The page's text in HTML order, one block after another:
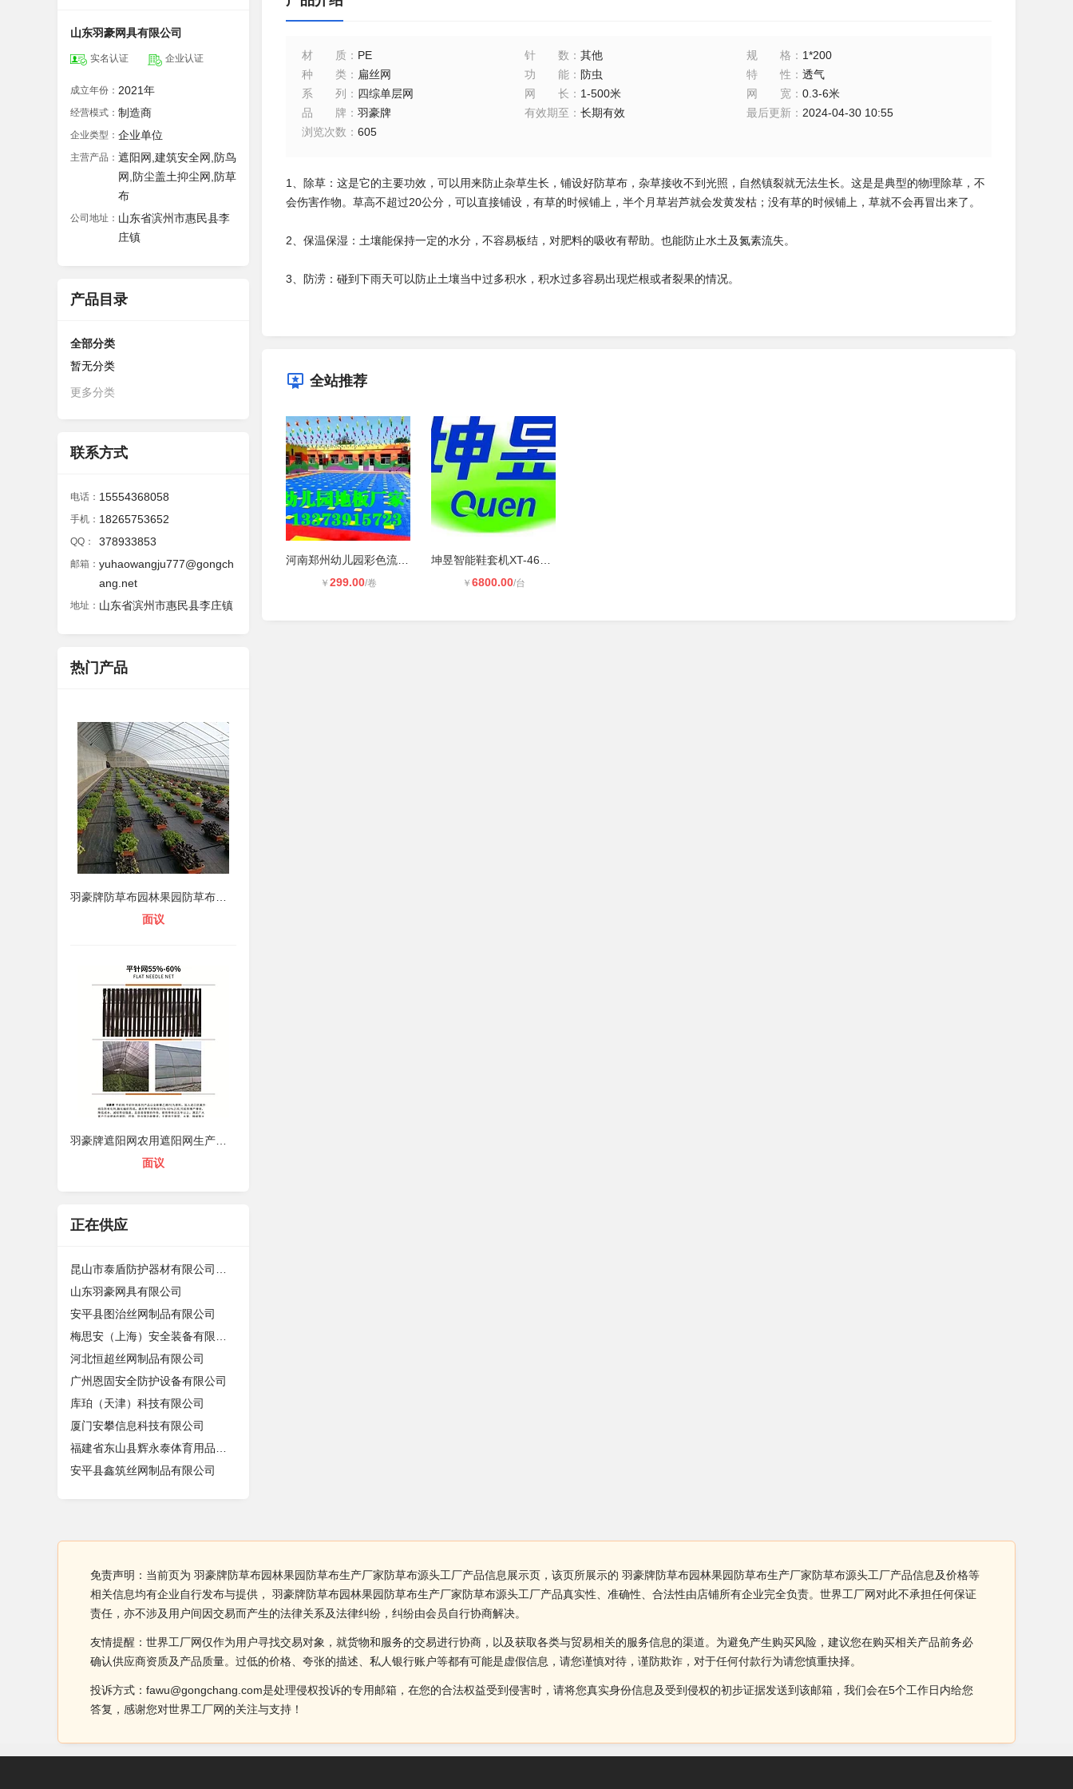
山东羽豪网具有限公司
实名认证 企业认证
成立年份： 2021年
经营模式： 制造商
企业类型： 企业单位
主营产品： 遮阳网,建筑安全网,防鸟
网,防尘盖土抑尘网,防草
布
公司地址： 山东省滨州市惠民县李
庄镇
产品目录
全部分类
暂无分类
更多分类
联系方式
电话： 15554368058
手机： 18265753652
QQ： 378933853
邮箱： yuhaowangju777@gongch
ang.net
地址： 山东省滨州市惠民县李庄镇
热门产品
面议
面议
正在供应
山东羽豪网具有限公司
安平县图治丝网制品有限公司
河北恒超丝网制品有限公司
广州恩固安全防护设备有限公司
库珀（天津）科技有限公司
厦门安攀信息科技有限公司
安平县鑫筑丝网制品有限公司
材质 ： PE 针数 ： 其他 规格 ： 1*200
种类 ： 扁丝网 功能： 防虫 特性 ：透气
系列
： 四综单层网 网长 ： 1-500米 网宽 ：0.3-6米
品牌 ： 羽豪牌 有效期至 ： 长期有效 最后更新 ： 2024-04-30 10:55
浏览次数 ： 605
1、除草：这是它的主要功效，可以用来防止杂草生长，铺设好防草布，杂草接收不到光照，自然镇裂就无法生长。这是是典型的物理除草，不
会伤害作物。草高不超过20公分，可以直接铺设，有草的时候铺上，半个月草岩芦就会发黄发枯；没有草的时候铺上，草就不会再冒出来了。
2、保温保湿：土壤能保持一定的水分，不容易板结，对肥料的吸收有帮助。也能防止水土及氮素流失。
3、防涝：碰到下雨天可以防止土壤当中过多积水，积水过多容易出现烂根或者裂果的情况。
全站推荐
￥ 299.00/卷 ￥ 6800.00/台
免责声明：当前页为 羽豪牌防草布园林果园防草布生产厂家防草布源头工厂产品信息展示页，该页所展示的 羽豪牌防草布园林果园防草布生产厂家防草布源头工厂产品信息及价格等
相关信息均有企业自行发布与提供， 羽豪牌防草布园林果园防草布生产厂家防草布源头工厂产品真实性、准确性、合法性由店铺所有企业完全负责。世界工厂网对此不承担任何保证
责任，亦不涉及用户间因交易而产生的法律关系及法律纠纷，纠纷由会员自行协商解决。
友情提醒：世界工厂网仅作为用户寻找交易对象，就货物和服务的交易进行协商，以及获取各类与贸易相关的服务信息的渠道。为避免产生购买风险，建议您在购买相关产品前务必
确认供应商资质及产品质量。过低的价格、夸张的描述、私人银行账户等都有可能是虚假信息，请您谨慎对待，谨防欺诈，对于任何付款行为请您慎重抉择。
投诉方式：fawu@gongchang.com是处理侵权投诉的专用邮箱，在您的合法权益受到侵害时，请将您真实身份信息及受到侵权的初步证据发送到该邮箱，我们会在5个工作日内给您
答复，感谢您对世界工厂网的关注与支持！